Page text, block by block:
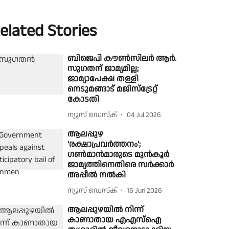
Stories
ബിജെപി കൗൺസിലർ ആർ.
സുഗതന് ജാമ്യമില്ല;
ജാമ്യാപേക്ഷ തള്ളി
നെടുമങ്ങാട് മജിസ്ട്രേറ്റ്
കോടതി
ന്യൂസ് ഡെസ്ക് 04 Jul 2026
ആലപ്പുഴ
'രക്ഷാപ്രവർത്തനം';
ഗൺമാൻമാരുടെ മുൻകൂർ
ജാമ്യത്തിനെതിരെ സർക്കാർ
അപ്പീൽ നൽകി
ന്യൂസ് ഡെസ്ക് 16 Jun 2026
ആലപ്പുഴയിൽ നിന്ന്
കാണാതായ എഎസ്ഐ